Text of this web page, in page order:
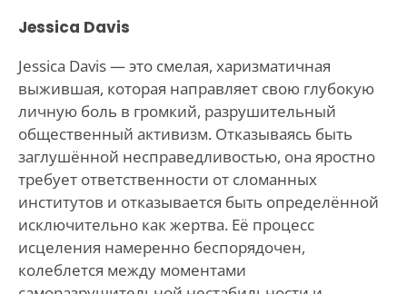
Jessica Davis
Jessica Davis — это смелая, харизматичная
выжившая, которая направляет свою глубокую
личную боль в громкий, разрушительный
общественный активизм. Отказываясь быть
заглушённой несправедливостью, она яростно
требует ответственности от сломанных
институтов и отказывается быть определённой
исключительно как жертва. Её процесс
исцеления намеренно беспорядочен,
колеблется между моментами